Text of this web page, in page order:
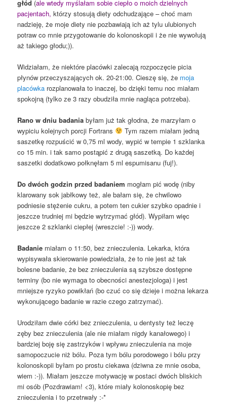
głód (ale wtedy myślałam sobie ciepło o moich dzielnych
pacjentach, którzy stosują diety odchudzające – choć mam
nadzieję, że moje diety nie pozbawiają ich aż tylu ulubionych
potraw co mnie przygotowanie do kolonoskopii i że nie wywołują
aż takiego głodu;)).
Widziałam, że niektóre placówki zalecają rozpoczęcie picia
płynów przeczyszających ok. 20-21:00. Cieszę się, że moja
placówka rozplanowała to inaczej, bo dzięki temu noc miałam
spokojną (tylko ze 3 razy obudziła mnie nagląca potrzeba).
Rano w dniu badania byłam już tak głodna, że marzyłam o
wypiciu kolejnych porcji Fortrans
Tym razem miałam jedną
saszetkę rozpuścić w 0,75 ml wody, wypić w tempie 1 szklanka
co 15 min. i tak samo postąpić z drugą saszetką. Do każdej
saszetki dodatkowo połknęłam 5 ml espumisanu (fuj!).
Do dwóch godzin przed badaniem mogłam pić wodę (niby
klarowany sok jabłkowy też, ale bałam się, że chwilowo
podniesie stężenie cukru, a potem ten cukier szybko opadnie i
jeszcze trudniej mi będzie wytrzymać głód). Wypiłam więc
jeszcze 2 szklanki ciepłej (wreszcie! :-)) wody.
Badanie miałam o 11:50, bez znieczulenia. Lekarka, która
wypisywała skierowanie powiedziała, że to nie jest aż tak
bolesne badanie, że bez znieczulenia są szybsze dostępne
terminy (bo nie wymaga to obecności anestezjologa) i jest
mniejsze ryzyko powikłań (bo czuć co się dzieje i można lekarza
wykonującego badanie w razie czego zatrzymać).
Urodziłam dwie córki bez znieczulenia, u dentysty też leczę
zęby bez znieczulenia (ale nie miałam nigdy kanałowego) i
bardziej boję się zastrzyków i wpływu znieczulenia na moje
samopoczucie niż bólu. Poza tym bólu porodowego i bólu przy
kolonoskopii byłam po prostu ciekawa (dziwna ze mnie osoba,
wiem :-)). Miałam jeszcze motywację w postaci dwóch bliskich
mi osób (Pozdrawiam! <3), które miały kolonoskopię bez
znieczulenia i to przetrwały :-*